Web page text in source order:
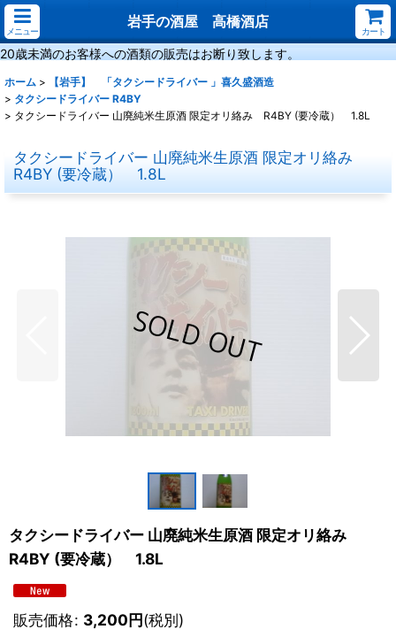
メニュー
岩手の酒屋 高橋酒店
カート
20歳未満のお客様への酒類の販売はお断り致します。
ホーム >
【岩手】 「タクシードライバー 」喜久盛酒造
> タクシードライバー R4BY
> タクシードライバー 山廃純米生原酒 限定オリ絡み R4BY (要冷蔵） 1.8L
タクシードライバー 山廃純米生原酒 限定オリ絡み
R4BY (要冷蔵） 1.8L
タクシードライバー 山廃純米生原酒 限定オリ絡み
R4BY (要冷蔵） 1.8L
販売価格: 3,200円(税別)